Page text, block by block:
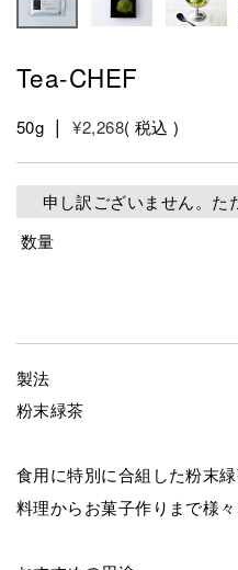
Tea-CHEF
50g ¥2,268 税込
申し訳ございません。た
製法
粉末緑茶
食用に特別に合組した粉末
料理からお菓子作りまで様